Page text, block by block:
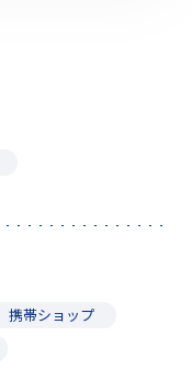
携帯ショップ